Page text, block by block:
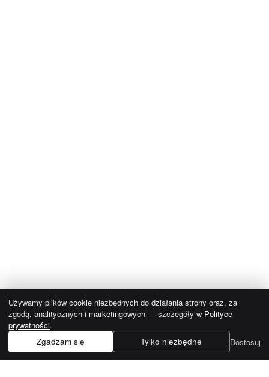
Używamy plików cookie niezbędnych do działania strony oraz, za
zgodą, analitycznych i marketingowych — szczegóły w Polityce
prywatności.
Zgadzam się
Tylko niezbędne Dostosuj